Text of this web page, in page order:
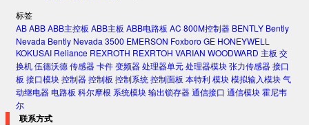
标签
ABABBABB主控板 ABB主板 ABB电路板 AC 800M控制器 BENTLY Bently
Nevada Bently Nevada 3500 EMERSON Foxboro GE HONEYWELL
KOKUSAI Reliance REXROTH REXRTOH VARIAN WOODWARD 主板 交
换机伍德沃德传感器卡件变频器处理器单元处理器模块张力传感器接口
板 接口模块控制器控制板 控制系统控制面板 本特利模块模拟输入模块气
动继电器电路板 科尔摩根 系统模块输出锁存器通信接口 通信模块霍尼韦
尔
联系方式